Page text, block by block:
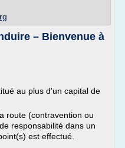
– Bienvenue à
au plus d'un capital de
route (contravention ou
responsabilité dans un
est effectué.